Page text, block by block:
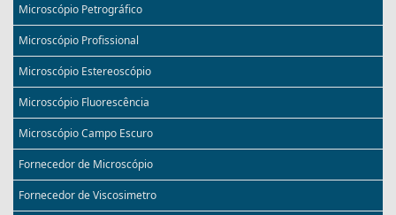
Microscópio Petrográfico
Microscópio Profissional
Microscópio Estereoscópio
Microscópio Fluorescência
Microscópio Campo Escuro
Fornecedor de Microscópio
Fornecedor de Viscosimetro